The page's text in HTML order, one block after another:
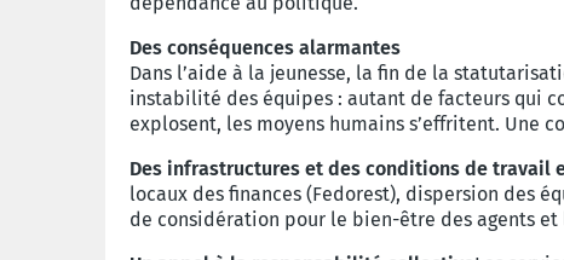
Des conséquences alarmantes
Dans l’aide à la jeunesse, la fin de la
instabilité des équipes : autant de facteurs qui
explosent, les moyens humains s’effritent. Une
Des infrastructures et des conditions de travail
locaux des finances (Fedorest), dispersion des
de considération pour le bien-être des agents et